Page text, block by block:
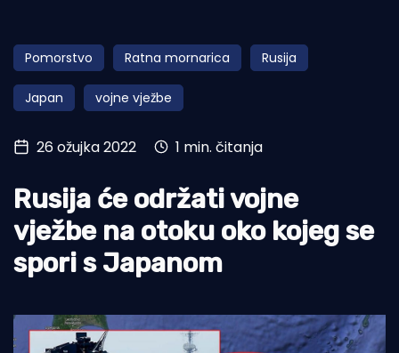
Obala
Otoci
Turizam i nautika
Pomorstvo
Ribolov
Ekologija
Tradicija i kultura
Pomorstvo Ratna mornarica Rusija
Japan vojne vježbe
26 ožujka 2022 1 min. čitanja
Rusija će održati vojne
vježbe na otoku oko kojeg se
spori s Japanom